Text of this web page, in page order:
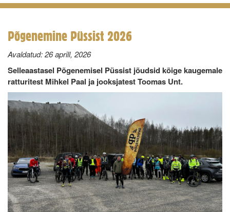
Põgenemine Püssist 2026
Avaldatud:26 aprill, 2026
Selleaastasel Põgenemisel Püssist jõudsid kõige kaugemale
ratturitest Mihkel Paal ja jooksjatest Toomas Unt.